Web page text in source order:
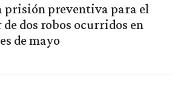
prisión preventiva para el
dos robos ocurridos en
de mayo